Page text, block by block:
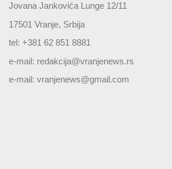
Jovana Jankovića Lunge 12/11
17501 Vranje, Srbija
tel: +381 62 851 8881
e-mail: redakcija@vranjenews.rs
e-mail: vranjenews@gmail.com